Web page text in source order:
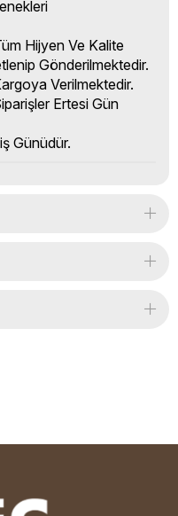
Hijyen Ve Kalite
Gönderilmektedir.
Verilmektedir.
Ertesi Gün
Günüdür.